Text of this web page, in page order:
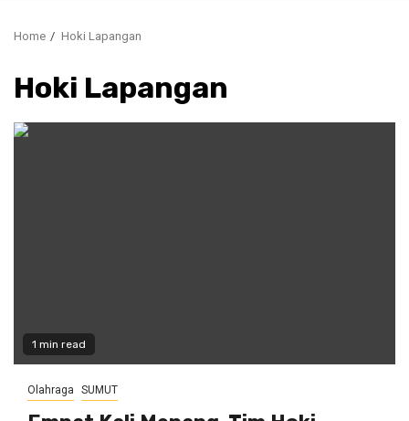
Home Hoki Lapangan
Hoki Lapangan
1 min read
Olahraga SUMUT